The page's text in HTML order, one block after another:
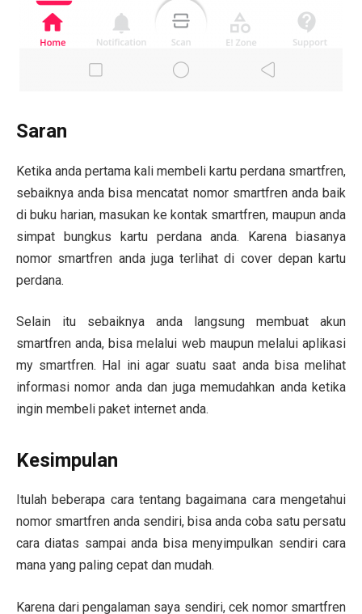
Saran
Ketika anda pertama kali membeli kartu perdana smartfren,
sebaiknya anda bisa mencatat nomor smartfren anda baik
di buku harian, masukan ke kontak smartfren, maupun anda
simpat bungkus kartu perdana anda. Karena biasanya
nomor smartfren anda juga terlihat di cover depan kartu
perdana.
Selain itu sebaiknya anda langsung membuat akun
smartfren anda, bisa melalui web maupun melalui aplikasi
my smartfren. Hal ini agar suatu saat anda bisa melihat
informasi nomor anda dan juga memudahkan anda ketika
ingin membeli paket internet anda.
Kesimpulan
Itulah beberapa cara tentang bagaimana cara mengetahui
nomor smartfren anda sendiri, bisa anda coba satu persatu
cara diatas sampai anda bisa menyimpulkan sendiri cara
mana yang paling cepat dan mudah.
Karena dari pengalaman saya sendiri, cek nomor smartfren